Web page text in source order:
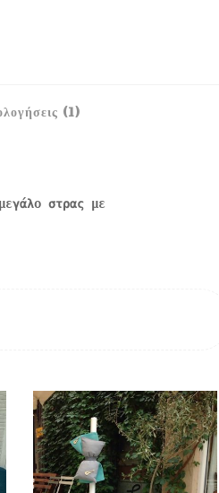
(1)
στρας με